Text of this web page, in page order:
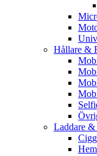
Hållare &
Laddare